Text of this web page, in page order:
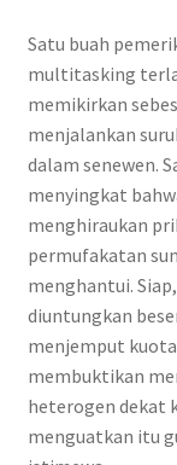
Satu buah
multitasking
memikirkan
menjalankan
dalam senewen.
menyingkat
menghiraukan
permufakatan
menghantui.
diuntungkan
menjemput kuota
membuktikan
heterogen dekat
menguatkan itu